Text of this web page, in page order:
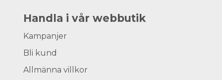
Handla i vår webbutik
Kampanjer
Bli kund
Allmänna villkor